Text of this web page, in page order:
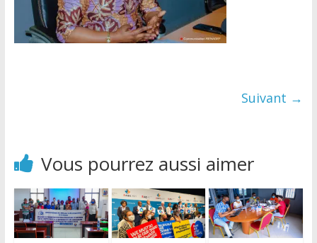
Suivant →
Vous pourrez aussi aimer